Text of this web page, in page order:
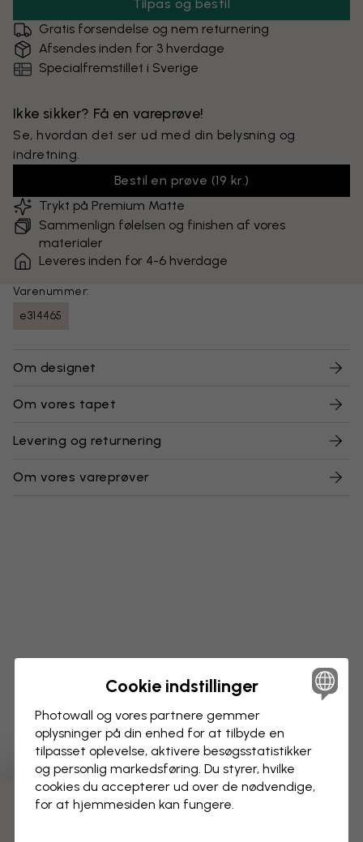
Tilpas og bestil
Gratis forsendelse og nem returnering
Afsendes inden for 3 hverdage
Specialfremstillet i Sverige
Ikke sikker? Få en vareprøve!
Se, hvordan det ser ud med din belysning og
indretning.
Bestil en prøve (19 kr.)
Trykt på Premium Matte
Sammenlign følelsen og finishen af vores
materialer
Leveres inden for 4-6 hverdage
Varenummer:
e314465
Om designet
Om vores tapet
Levering og returnering
Om vores vareprøver
Cookie indstillinger
Photowall og vores partnere gemmer
oplysninger på din enhed for at tilbyde en
tilpasset oplevelse, aktivere besøgs­statistikker
og personlig markedsføring. Du styrer, hvilke
cookies du accepterer ud over de nødvendige,
for at hjemmesiden kan fungere.